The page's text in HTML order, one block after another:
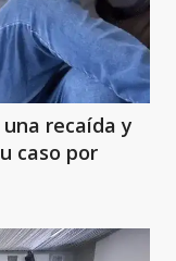
recaída y
caso por